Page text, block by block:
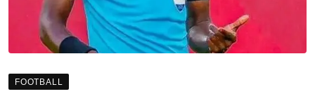
FOOTBALL